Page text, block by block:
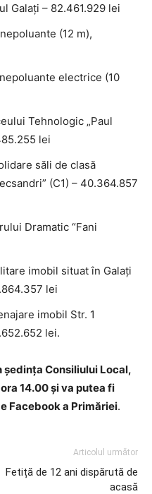
Galați – 82.461.929 lei
(12 m),
electrice (10
Tehnologic „Paul
lei
săli de clasă
(C1) – 40.364.857
Dramatic “Fani
imobil situat în Galați
lei
imobil Str. 1
lei.
ședința Consiliului Local,
14.00 și va putea fi
Facebook a Primăriei.
Articolul următor
Fetiță de 12 ani dispărută de
acasă